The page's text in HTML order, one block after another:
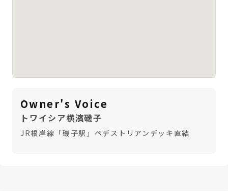
Owner's Voice
トワイシア横濱磯子
JR根岸線「磯子駅」ペデストリアンデッキ直結